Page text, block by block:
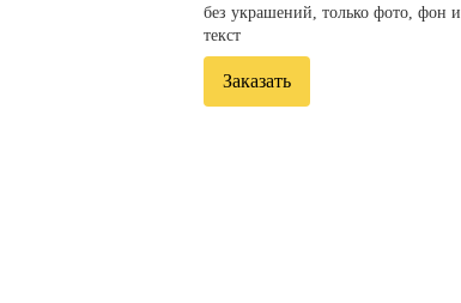
без украшений, только фото, фон и
текст
Заказать